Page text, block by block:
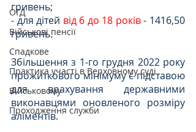
ОГД
Військові пенсії
Спадкове
Практика участі в Верховному суді
Військовому
Проходження служби
гривень;
- для дітей від 6 до 18 років - 1416,50
гривень.
Збільшення з 1-го грудня 2022 року
прожиткового мінімуму є підставою
для врахування державними
виконавцями оновленого розміру
аліментів.